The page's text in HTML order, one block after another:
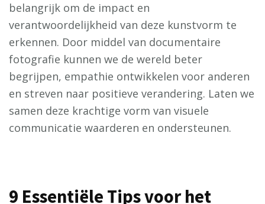
belangrijk om de impact en
verantwoordelijkheid van deze kunstvorm te
erkennen. Door middel van documentaire
fotografie kunnen we de wereld beter
begrijpen, empathie ontwikkelen voor anderen
en streven naar positieve verandering. Laten we
samen deze krachtige vorm van visuele
communicatie waarderen en ondersteunen.
9 Essentiële Tips voor het